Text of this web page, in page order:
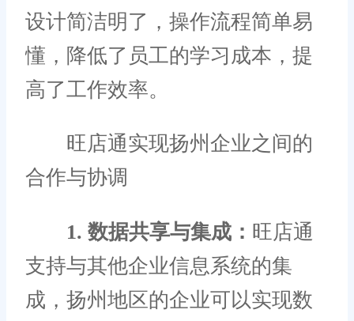
设计简洁明了，操作流程简单易
懂，降低了员工的学习成本，提
高了工作效率。
旺店通实现扬州企业之间的
合作与协调
1. 数据共享与集成： 旺店通
支持与其他企业信息系统的集
成，扬州地区的企业可以实现数